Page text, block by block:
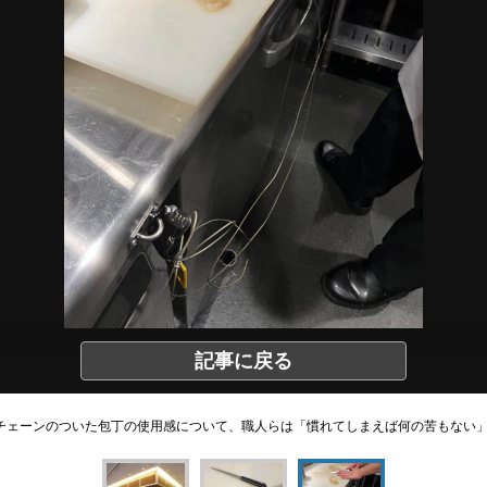
記事に戻る
ェーンのついた包丁の使用感について、職人らは「慣れてしまえば何の苦もない